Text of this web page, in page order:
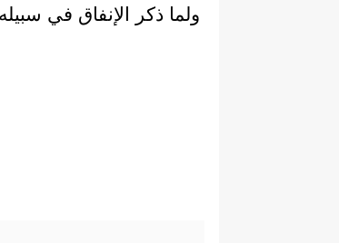
ولما ذكر الإنفاق في